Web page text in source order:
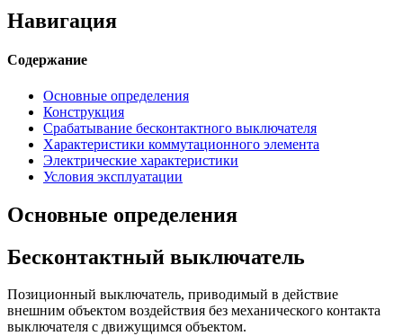
Навигация
Содержание
Основные определения
Конструкция
Срабатывание бесконтактного выключателя
Характеристики коммутационного элемента
Электрические характеристики
Условия эксплуатации
Основные определения
Бесконтактный выключатель
Позиционный выключатель, приводимый в действие
внешним объектом воздействия без механического контакта
выключателя с движущимся объектом.